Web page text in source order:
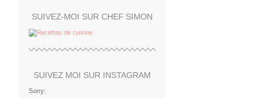
SUIVEZ-MOI SUR CHEF SIMON
SUIVEZ MOI SUR INSTAGRAM
Sorry: